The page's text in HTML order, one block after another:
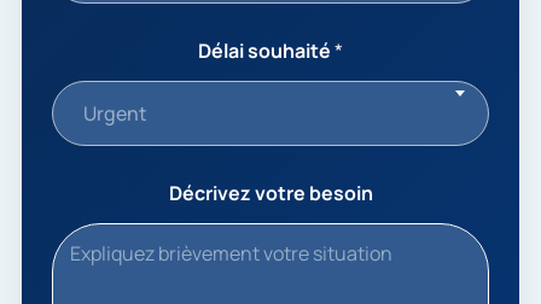
Délai souhaité*
Urgent
Décrivez votre besoin